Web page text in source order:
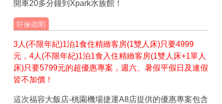
開車20多分鐘到Xpark水族館！
3人(不限年紀)1泊1食住精緻客房(1雙人床)只要4999
元，4人(不限年紀)1泊1食入住精緻客房(1雙人床+1單人
床)只要5799元的超優惠專案，週六、暑假平假日及連假
皆不加價！
這次福容大飯店-桃園機場捷運A8店提供的優惠專案包含